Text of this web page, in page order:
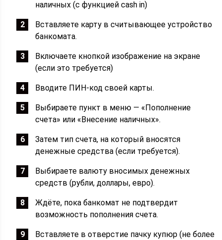
наличных (с функцией cash in)
Вставляете карту в считывающее устройство
банкомата.
Включаете кнопкой изображение на экране
(если это требуется)
Вводите ПИН-код своей карты.
Выбираете пункт в меню — «Пополнение
счета» или «Внесение наличных».
Затем тип счета, на который вносятся
денежные средства (если требуется).
Выбираете валюту вносимых денежных
средств (рубли, доллары, евро).
Ждёте, пока банкомат не подтвердит
возможность пополнения счета.
Вставляете в отверстие пачку купюр (не более